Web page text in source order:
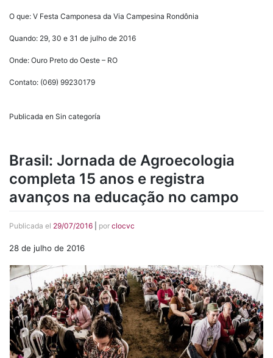
O que: V Festa Camponesa da Via Campesina Rondônia
Quando: 29, 30 e 31 de julho de 2016
Onde: Ouro Preto do Oeste – RO
Contato: (069) 99230179
Publicada en Sin categoría
Brasil: Jornada de Agroecologia
completa 15 anos e registra
avanços na educação no campo
Publicada el 29/07/2016 por clocvc
28 de julho de 2016